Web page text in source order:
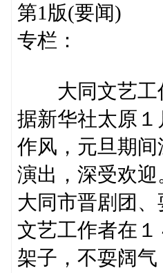
第1版(要闻)
专栏：
大同文艺工
据新华社太原
作风，元旦期
演出，深受欢迎
大同市晋剧团
文艺工作者在
架子，不耍阔